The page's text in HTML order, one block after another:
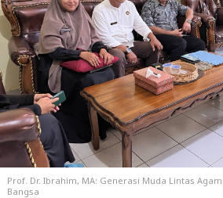
Prof. Dr. Ibrahim, MA: Generasi Muda Lintas
Bangsa